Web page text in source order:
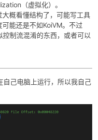
（虚拟化）。
概看懂结构了，可能写工具
能还是不如KoiVM。不过
制流混淆的东西，或者可以
自己电脑上运行，所以我自己